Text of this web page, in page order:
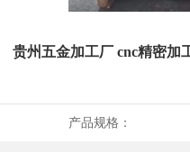
贵州五金加工厂 cnc精密加
产品规格：